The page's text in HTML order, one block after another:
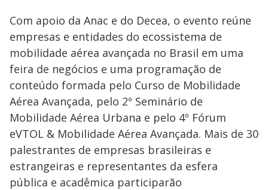
Com apoio da Anac e do Decea, o evento reúne
empresas e entidades do ecossistema de
mobilidade aérea avançada no Brasil em uma
feira de negócios e uma programação de
conteúdo formada pelo Curso de Mobilidade
Aérea Avançada, pelo 2º Seminário de
Mobilidade Aérea Urbana e pelo 4º Fórum
eVTOL & Mobilidade Aérea Avançada. Mais de 30
palestrantes de empresas brasileiras e
estrangeiras e representantes da esfera
pública e acadêmica participarão